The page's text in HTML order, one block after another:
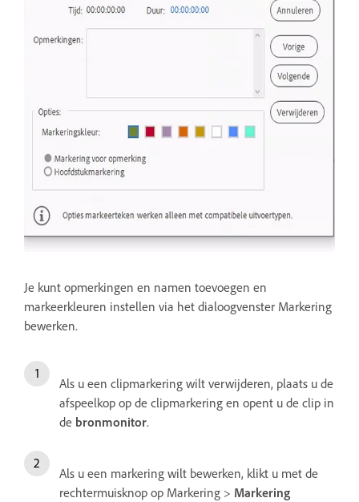
Je kunt opmerkingen en namen toevoegen en
markeerkleuren instellen via het dialoogvenster Markering
bewerken.
Als u een clipmarkering wilt verwijderen, plaats u de
afspeelkop op de clipmarkering en opent u de clip in
de bronmonitor.
Als u een markering wilt bewerken, klikt u met de
rechtermuisknop op Markering > Markering